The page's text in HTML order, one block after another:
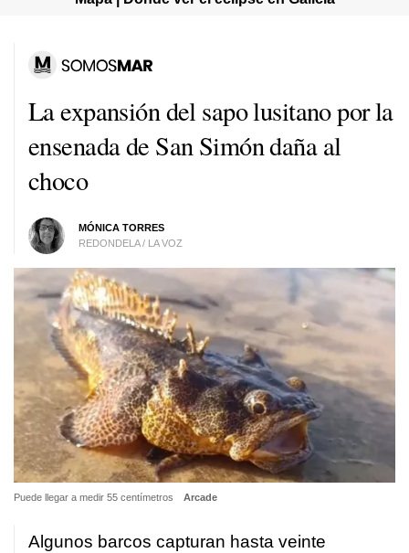
La expansión del sapo lusitano por la
ensenada de San Simón daña al
choco
MÓNICA TORRES
REDONDELA / LA VOZ
Puede llegar a medir 55 centímetros Arcade
Algunos barcos capturan hasta veinte